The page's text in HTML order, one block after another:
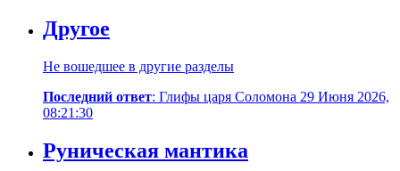
Другое
Не вошедшее в другие разделы
Последний ответ: Глифы царя Соломона 29 Июня 2026,
08:21:30
Руническая мантика